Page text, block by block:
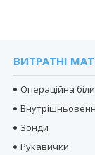
ВИТРАТНІ
Операційна
Зонди
Рукавички